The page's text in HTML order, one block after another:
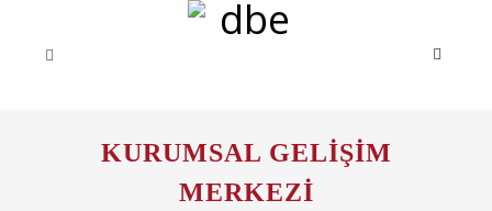
KURUMSAL GELIŞIM
MERKEZI